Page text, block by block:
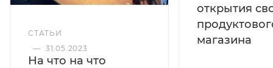
СТАТЬИ
— 31.05.2023
На что на что
открытия
магазина